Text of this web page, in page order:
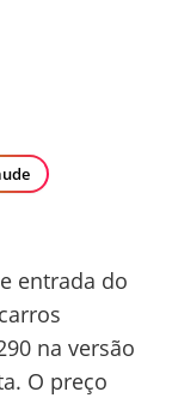
entrada do
na versão
O preço